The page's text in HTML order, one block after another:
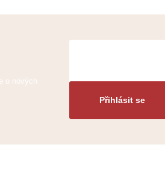
o nových
Přihlásit se